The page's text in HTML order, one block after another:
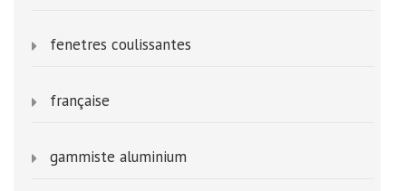
fenetres coulissantes
française
gammiste aluminium